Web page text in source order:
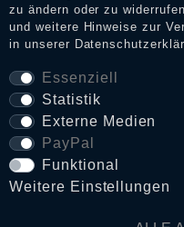
AGB
Widerrufs­recht
VERTRAG
zu ändern oder zu
und weitere Hinweise zur
in unserer
Essenziell
Statistik
Externe Medien
PayPal
Funktional
Weitere Einstellungen